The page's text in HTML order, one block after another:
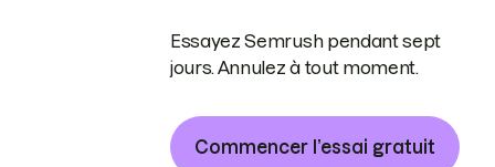
Essayez Semrush pendant sept
jours. Annulez à tout moment.
Commencer l’essai gratuit